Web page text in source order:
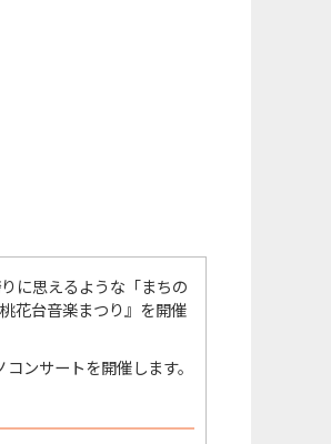
に思えるような「まちの
花台音楽まつり』を開催
ンサートを開催します。